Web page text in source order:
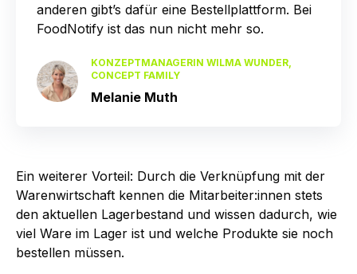
anderen gibt’s dafür eine Bestellplattform. Bei
FoodNotify ist das nun nicht mehr so.
KONZEPTMANAGERIN WILMA WUNDER,
CONCEPT FAMILY
Melanie Muth
Ein weiterer Vorteil: Durch die Verknüpfung mit der
Warenwirtschaft kennen die Mitarbeiter:innen stets
den aktuellen Lagerbestand und wissen dadurch, wie
viel Ware im Lager ist und welche Produkte sie noch
bestellen müssen.